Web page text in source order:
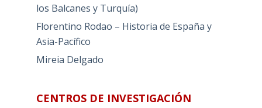
los Balcanes y Turquía)
Florentino Rodao – Historia de España y
Asia-Pacífico
Mireia Delgado
CENTROS DE INVESTIGACIÓN